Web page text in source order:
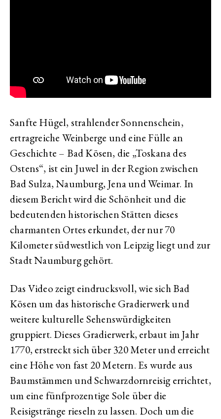
Sanfte Hügel, strahlender Sonnenschein,
ertragreiche Weinberge und eine Fülle an
Geschichte – Bad Kösen, die „Toskana des
Ostens“, ist ein Juwel in der Region zwischen
Bad Sulza, Naumburg, Jena und Weimar. In
diesem Bericht wird die Schönheit und die
bedeutenden historischen Stätten dieses
charmanten Ortes erkundet, der nur 70
Kilometer südwestlich von Leipzig liegt und zur
Stadt Naumburg gehört.
Das Video zeigt eindrucksvoll, wie sich Bad
Kösen um das historische Gradierwerk und
weitere kulturelle Sehenswürdigkeiten
gruppiert. Dieses Gradierwerk, erbaut im Jahr
1770, erstreckt sich über 320 Meter und erreicht
eine Höhe von fast 20 Metern. Es wurde aus
Baumstämmen und Schwarzdornreisig errichtet,
um eine fünfprozentige Sole über die
Reisigstränge rieseln zu lassen. Doch um die